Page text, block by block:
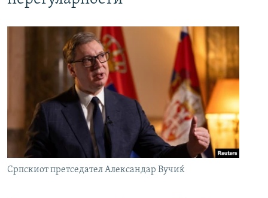
Српскиот претседател Александар Вучиќ